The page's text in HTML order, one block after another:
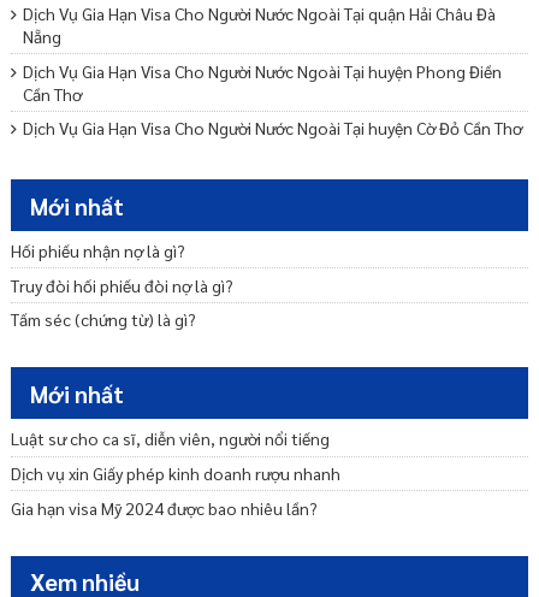
Dịch Vụ Gia Hạn Visa Cho Người Nước Ngoài Tại quận Hải Châu Đà
Nẵng
Dịch Vụ Gia Hạn Visa Cho Người Nước Ngoài Tại huyện Phong Điền
Cần Thơ
Dịch Vụ Gia Hạn Visa Cho Người Nước Ngoài Tại huyện Cờ Đỏ Cần Thơ
Cần Thơ
Dịch Vụ Gia Hạn Visa Cho Người Nước Ngoài Tại quận Thốt Nốt Cần
Thơ
Phí gia hạn visa mỹ hết bao nhiêu tiền? Mất bao lâu?
Dịch Vụ Gia Hạn Visa Cho Người Nước Ngoài Tại quận Cái Răng Cần
Cách gia hạn visa Mỹ online mới nhất hiện nay?
Mới nhất
Hối phiếu nhận nợ là gì?
Truy đòi hối phiếu đòi nợ là gì?
Tấm séc (chứng từ) là gì?
Mới nhất
Luật sư cho ca sĩ, diễn viên, người nổi tiếng
Dịch vụ xin Giấy phép kinh doanh rượu nhanh
Gia hạn visa Mỹ 2024 được bao nhiêu lần?
Xem nhiều